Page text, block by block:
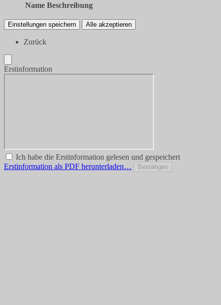
Name Beschreibung
Einstellungen speichern Alle akzeptieren
Zurück
Erstinformation
Ich habe die Erstinformation gelesen und gespeichert
Erstinformation als PDF herunterladen…
Bestätigen